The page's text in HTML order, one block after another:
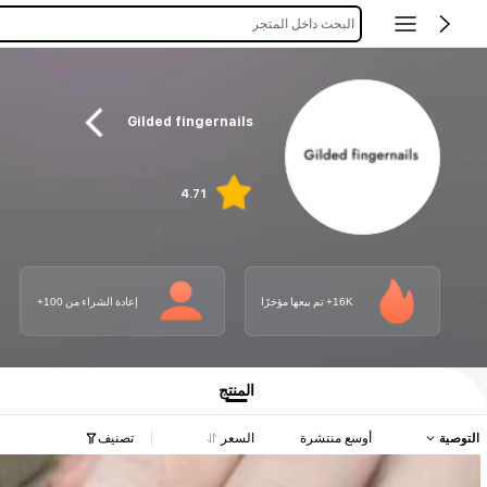
البحث داخل المتجر
Gilded fingernails
4.71
16K+ تم بيعها مؤخرًا إعادة الشراء من 100+
المنتج
التوصية أوسع منتشرة السعر تصنيف